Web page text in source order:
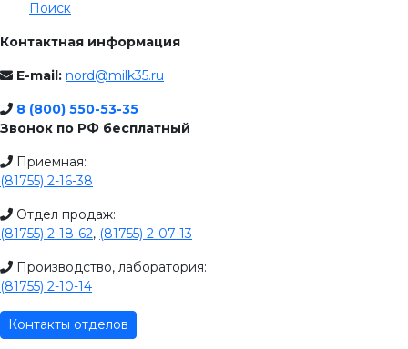
Поиск
Контактная информация
E-mail: nord@milk35.ru
8 (800) 550-53-35
Звонок по РФ бесплатный
Приемная:
(81755) 2-16-38
Отдел продаж:
(81755) 2-18-62, (81755) 2-07-13
Производство, лаборатория:
(81755) 2-10-14
Контакты отделов